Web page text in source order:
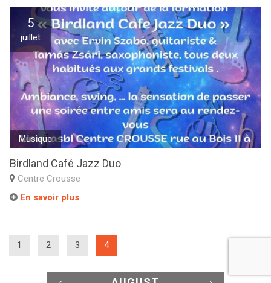
5
juillet
Musique
Birdland Café Jazz Duo
Centre Crousse
En savoir plus
1 2 3 4(current)